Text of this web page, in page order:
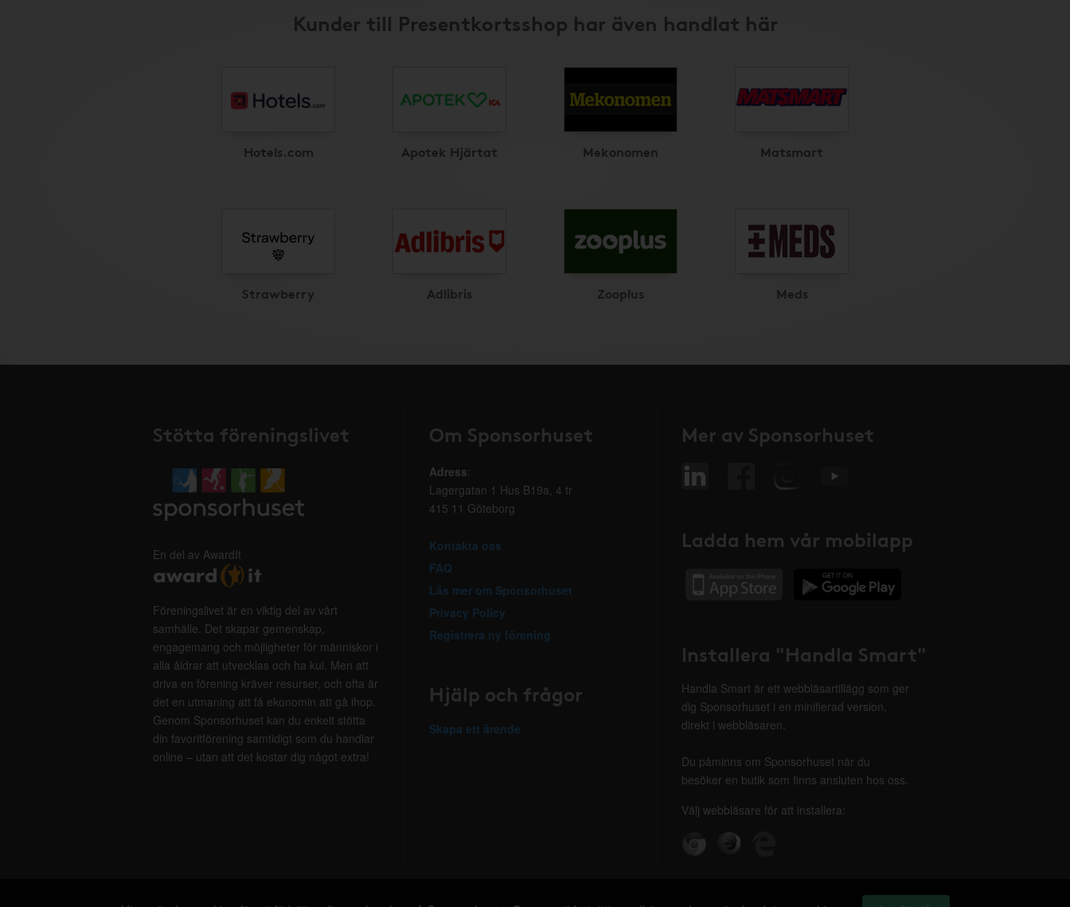
Kunder till Presentkortsshop har även handlat här
Hotels.com Apotek Hjärtat Mekonomen Matsmart
Strawberry Adlibris Zooplus Meds
Stötta föreningslivet
En del av AwardIt
Föreningslivet är en viktig del av vårt
samhälle. Det skapar gemenskap,
engagemang och möjligheter för människor i
alla åldrar att utvecklas och ha kul. Men att
driva en förening kräver resurser, och ofta är
det en utmaning att få ekonomin att gå ihop.
Genom Sponsorhuset kan du enkelt stötta
din favoritförening samtidigt som du handlar
online – utan att det kostar dig något extra!
Om Sponsorhuset
Adress:
Lagergatan 1 Hus B19a, 4 tr
415 11 Göteborg
Kontakta oss
FAQ
Läs mer om Sponsorhuset
Privacy Policy
Registrera ny förening
Hjälp och frågor
Skapa ett ärende
Mer av Sponsorhuset
Ladda hem vår mobilapp
Installera "Handla Smart"
Handla Smart är ett webbläsartillägg som ger
dig Sponsorhuset i en minifierad version,
direkt i webbläsaren.
Du påminns om Sponsorhuset när du
besöker en butik som finns ansluten hos oss.
Välj webbläsare för att installera: